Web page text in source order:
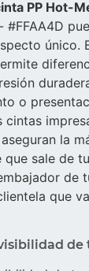
PP Hot-
#FFAA4D
único.
o
cintas
aseguran la
que sale de
de
que
de